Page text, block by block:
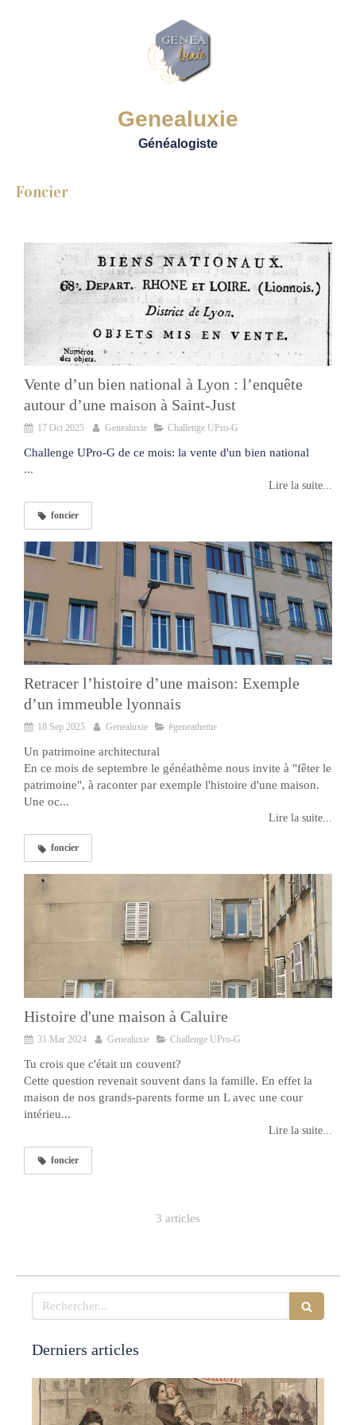
Genealuxie
Généalogiste
Foncier
Vente d’un bien national à Lyon : l’enquête
autour d’une maison à Saint-Just
17 Oct 2025 Genealuxie Challenge UPro-G
Challenge UPro-G de ce mois: la vente d'un bien national
...
Lire la suite...
foncier
Retracer l’histoire d’une maison: Exemple
d’un immeuble lyonnais
18 Sep 2025 Genealuxie #geneatheme
Un patrimoine architectural
En ce mois de septembre le généathème nous invite à "fêter le
patrimoine", à raconter par exemple l'histoire d'une maison.
Une oc...
Lire la suite...
foncier
Histoire d'une maison à Caluire
31 Mar 2024 Genealuxie Challenge UPro-G
Tu crois que c'était un couvent?
Cette question revenait souvent dans la famille. En effet la
maison de nos grands-parents forme un L avec une cour
intérieu...
Lire la suite...
foncier
3 articles
Rechercher
Derniers articles